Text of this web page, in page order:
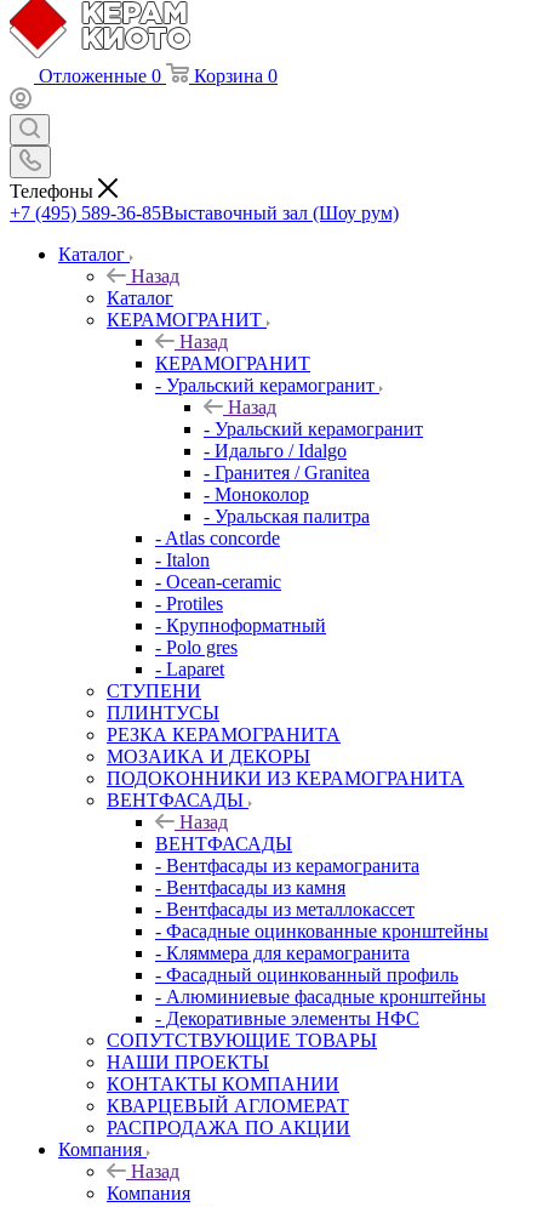
Отложенные 0 Корзина 0
Телефоны
+7 (495) 589-36-85Выставочный зал (Шоу рум)
Каталог
Назад
Каталог
КЕРАМОГРАНИТ
Назад
КЕРАМОГРАНИТ
- Уральский керамогранит
Назад
- Уральский керамогранит
- Идальго / Idalgo
- Гранитея / Granitea
- Моноколор
- Уральская палитра
- Atlas concorde
- Italon
- Ocean-ceramic
- Protiles
- Крупноформатный
- Polo gres
- Laparet
СТУПЕНИ
ПЛИНТУСЫ
РЕЗКА КЕРАМОГРАНИТА
МОЗАИКА И ДЕКОРЫ
ПОДОКОННИКИ ИЗ КЕРАМОГРАНИТА
ВЕНТФАСАДЫ
Назад
ВЕНТФАСАДЫ
- Вентфасады из керамогранита
- Вентфасады из камня
- Вентфасады из металлокассет
- Фасадные оцинкованные кронштейны
- Кляммера для керамогранита
- Фасадный оцинкованный профиль
- Алюминиевые фасадные кронштейны
- Декоративные элементы НФС
СОПУТСТВУЮЩИЕ ТОВАРЫ
НАШИ ПРОЕКТЫ
КОНТАКТЫ КОМПАНИИ
КВАРЦЕВЫЙ АГЛОМЕРАТ
РАСПРОДАЖА ПО АКЦИИ
Компания
Назад
Компания